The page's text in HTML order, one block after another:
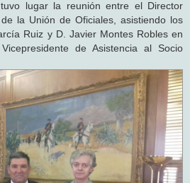
lugar la reunión entre el Director
la Unión de Oficiales, asistiendo los
Ruiz y D. Javier Montes Robles en
de Asistencia al Socio